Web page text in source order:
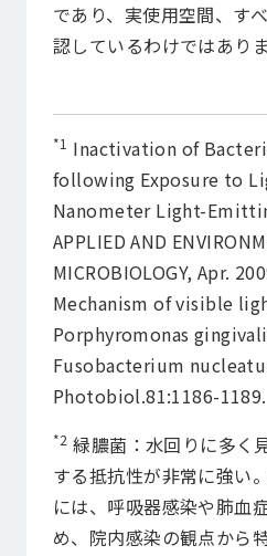
であり、実使⽤空間、す
認しているわけではありま
*1 Inactivation of
following Exposure to
Nanometer Light-
APPLIED AND
MICROBIOLOGY, Apr.
Mechanism of visible
Porphyromonas
Fusobacterium
Photobiol.81:1186-1189.
*2 緑膿菌：水回りに多く
する抵抗性が非常に強い
には、呼吸器感染や肺血
め、院内感染の観点から